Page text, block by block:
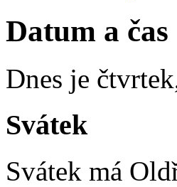
Datum a čas
Dnes je čtvrtek
Svátek
Svátek má